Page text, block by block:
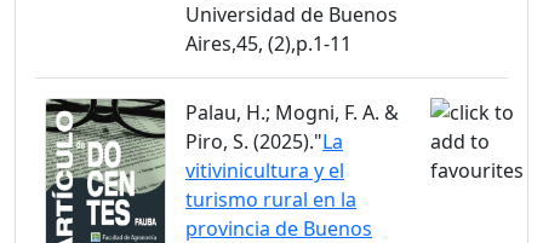
Universidad de Buenos
Aires,45, (2),p.1-11
Palau, H.; Mogni, F. A. &
Piro, S. (2025)."La
vitivinicultura y el
turismo rural en la
provincia de Buenos